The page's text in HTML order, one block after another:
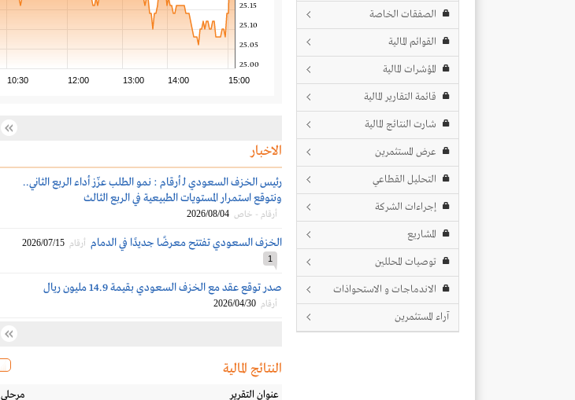
الصفقات الخاصة
القوائم المالية
المؤشرات المالية
قائمة التقارير المالية
شارت النتائج المالية
عرض المستثمرين
التحليل القطاعي
إجراءات الشركة
المشاريع
توصيات المحللين
الاندماجات و الاستحواذات
آراء المستثمرين
10:30 12:00 13:00 14:00 15:00
25.00
25.05
25.10
25.15
الاخبار
رئيس الخزف السعودي لـ أرقام : نمو الطلب عزّز أداء الربع الثاني..
ونتوقع استمرار المستويات الطبيعية في الربع الثالث
أرقام - خاص 2026/08/04
الخزف السعودي تفتتح معرضًا جديدًا في الدمام أرقام 2026/07/15
1
صدر توقع عقد مع الخزف السعودي بقيمة 14.9 مليون ريال
أرقام 2026/04/30
النتائج المالية
عنوان التقرير مرحلي